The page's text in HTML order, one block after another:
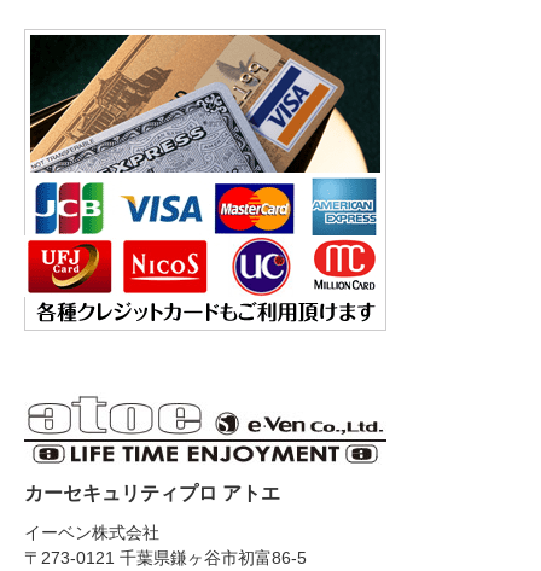
カーセキュリティプロ アトエ
イーベン株式会社
〒273-0121 千葉県鎌ヶ谷市初富86-5